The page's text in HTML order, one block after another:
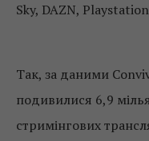
Sky, DAZN, Playstation
Так, за даними
подивилися 6,9
стримінгових